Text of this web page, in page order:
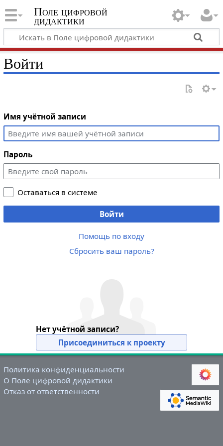
Поле цифровой
дидактики
Войти
Имя учётной записи
Пароль
Оставаться в системе
Войти
Помощь по входу
Сбросить ваш пароль?
Нет учётной записи?
Присоединиться к проекту
Политика конфиденциальности
О Поле цифровой дидактики
Отказ от ответственности